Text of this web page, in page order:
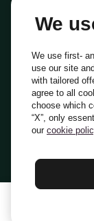
Everli Shoppers
About Us
Everli News
Domande
Lavora con noi
Diventa Shopper
Investitori
Indirizzo PEC:
We
We use first-
use our site
with tailored
agree to all
choose which
“X”, only
our cookie